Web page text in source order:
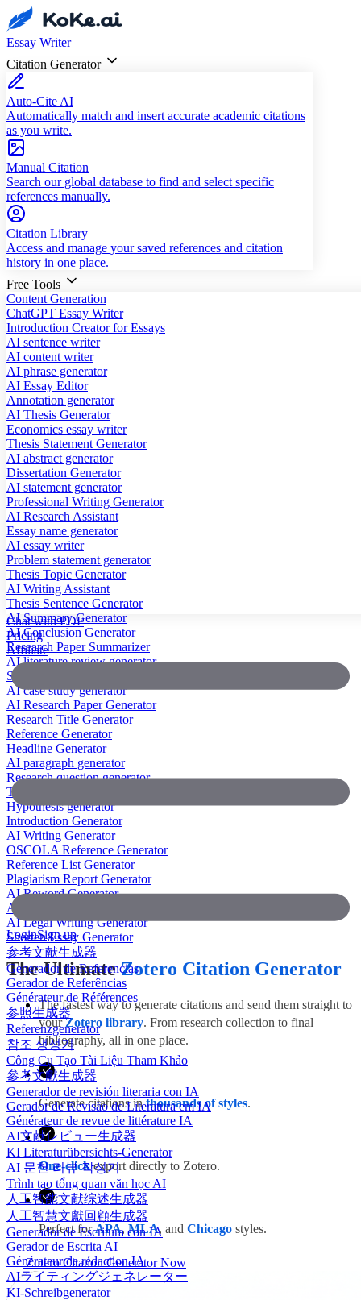
Essay Writer
Citation Generator
Auto-Cite AI
Automatically match and insert accurate academic citations
as you write.
Manual Citation
Search our global database to find and select specific
references manually.
Citation Library
Access and manage your saved references and citation
history in one place.
Free Tools
Content Generation
ChatGPT Essay Writer
Introduction Creator for Essays
AI sentence writer
AI content writer
AI phrase generator
AI Essay Editor
Annotation generator
AI Thesis Generator
Economics essay writer
Thesis Statement Generator
AI abstract generator
Dissertation Generator
AI statement generator
Professional Writing Generator
AI Research Assistant
Essay name generator
AI essay writer
Problem statement generator
Thesis Topic Generator
AI Writing Assistant
Thesis Sentence Generator
AI Summary Generator
AI Conclusion Generator
Research Paper Summarizer
AI literature review generator
Scientific Paper Summarizer
AI case study generator
AI Research Paper Generator
Research Title Generator
Reference Generator
Headline Generator
AI paragraph generator
Research question generator
Thesis paragraph generator
Hypothesis generator
Introduction Generator
AI Writing Generator
OSCOLA Reference Generator
Reference List Generator
Plagiarism Report Generator
AI Reword Generator
AI Bullet Point Generator
AI Legal Writing Generator
Shorten Essay Generator
参考文献生成器
Generador de Referencias
Gerador de Referências
Générateur de Références
参照生成器
Referenzgenerator
참조 생성기
Công Cụ Tạo Tài Liệu Tham Khảo
參考文獻生成器
Generador de revisión literaria con IA
Gerador de Revisão de Literatura em IA
Générateur de revue de littérature IA
AI文献レビュー生成器
KI Literaturübersichts-Generator
AI 문헌 리뷰 작성기
Trình tạo tổng quan văn học AI
人工智能文献综述生成器
人工智慧文獻回顧生成器
Generador de Escritura con IA
Gerador de Escrita AI
Générateur de rédaction IA
AIライティングジェネレーター
KI-Schreibgenerator
Chat with PDF
Pricing
Affiliate
LoginSign up
The UltimateZotero Citation Generator
The fastest way to generate citations and send them straight to
yourZotero library. From research collection to final
bibliography, all in one place.
Generate citations inthousands of styles.
One-clickexport directly to Zotero.
Perfect forAPA,MLA, and Chicago styles.
Zotero Citation Generator Now